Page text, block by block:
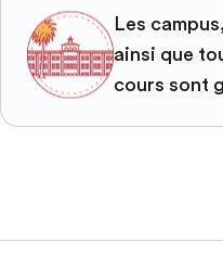
Les
ainsi que
cours sont